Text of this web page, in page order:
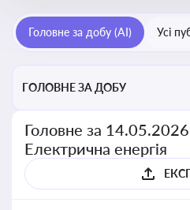
Головне за добу (AI) Усі
ГОЛОВНЕ ЗА ДОБУ
Головне за 14.05.2026
Електрична енергія